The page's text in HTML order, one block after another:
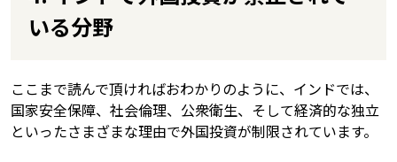
いる分野
ここまで読んで頂ければおわかりのように、インドでは、
国家安全保障、社会倫理、公衆衛生、そして経済的な独立
といったさまざまな理由で外国投資が制限されています。